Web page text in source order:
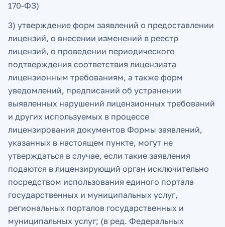
170-ФЗ)
3) утверждение форм заявлений о предоставлении
лицензий, о внесении изменений в реестр
лицензий, о проведении периодического
подтверждения соответствия лицензиата
лицензионным требованиям, а также форм
уведомлений, предписаний об устранении
выявленных нарушений лицензионных требований
и других используемых в процессе
лицензирования документов Формы заявлений,
указанных в настоящем пункте, могут не
утверждаться в случае, если такие заявления
подаются в лицензирующий орган исключительно
посредством использования единого портала
государственных и муниципальных услуг,
региональных порталов государственных и
муниципальных услуг; (в ред. Федеральных